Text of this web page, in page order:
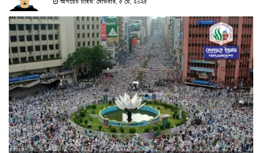
আপডেট টাইম: সোমবার, ৫ মে, ২০২৫